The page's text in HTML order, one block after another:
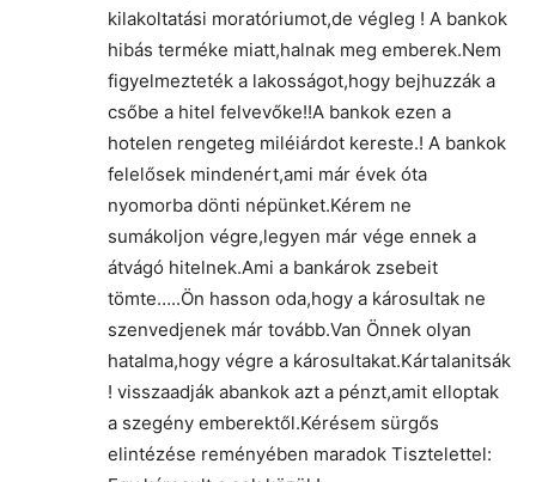
kilakoltatási moratóriumot,de végleg ! A bankok
hibás terméke miatt,halnak meg emberek.Nem
figyelmezteték a lakosságot,hogy bejhuzzák a
csőbe a hitel felvevőke!!A bankok ezen a
hotelen rengeteg miléiárdot kereste.! A bankok
felelősek mindenért,ami már évek óta
nyomorba dönti népünket.Kérem ne
sumákoljon végre,legyen már vége ennek a
átvágó hitelnek.Ami a bankárok zsebeit
tömte…..Ön hasson oda,hogy a károsultak ne
szenvedjenek már tovább.Van Önnek olyan
hatalma,hogy végre a károsultakat.Kártalanitsák
! visszaadják abankok azt a pénzt,amit elloptak
a szegény emberektől.Kérésem sürgős
elintézése reményében maradok Tisztelettel: